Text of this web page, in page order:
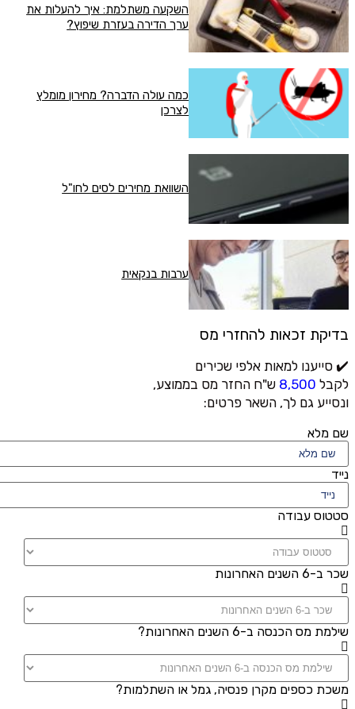
השקעה משתלמת: איך להעלות את
ערך הדירה בעזרת שיפוץ?
כמה עולה הדברה? מחירון מומלץ
לצרכן
השוואת מחירים לסים לחו"ל
ערבות בנקאית
בדיקת זכאות להחזרי מס
✔️ סייענו למאות אלפי שכירים
לקבל 8,500 ש"ח החזר מס בממוצע,
ונסייע גם לך, השאר פרטים:
שם מלא
נייד
סטטוס עבודה
שכר ב-6 השנים האחרונות
שילמת מס הכנסה ב-6 השנים האחרונות?
משכת כספים מקרן פנסיה, גמל או השתלמות?